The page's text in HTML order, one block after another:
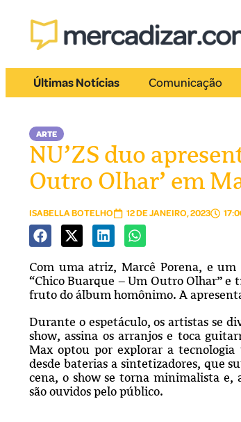
Últimas Notícias Comunicação
ARTE
NU’ZS duo
Outro Olhar’ em
ISABELLA BOTELHO 12 DE JANEIRO, 2023
Com uma atriz, Marcê Porena, e um
“Chico Buarque – Um Outro Olhar” e
fruto do álbum homônimo. A
Durante o espetáculo, os artistas se
show, assina os arranjos e toca
Max optou por explorar a tecnologia
desde baterias a sintetizadores, que
cena, o show se torna minimalista e,
são ouvidos pelo público.